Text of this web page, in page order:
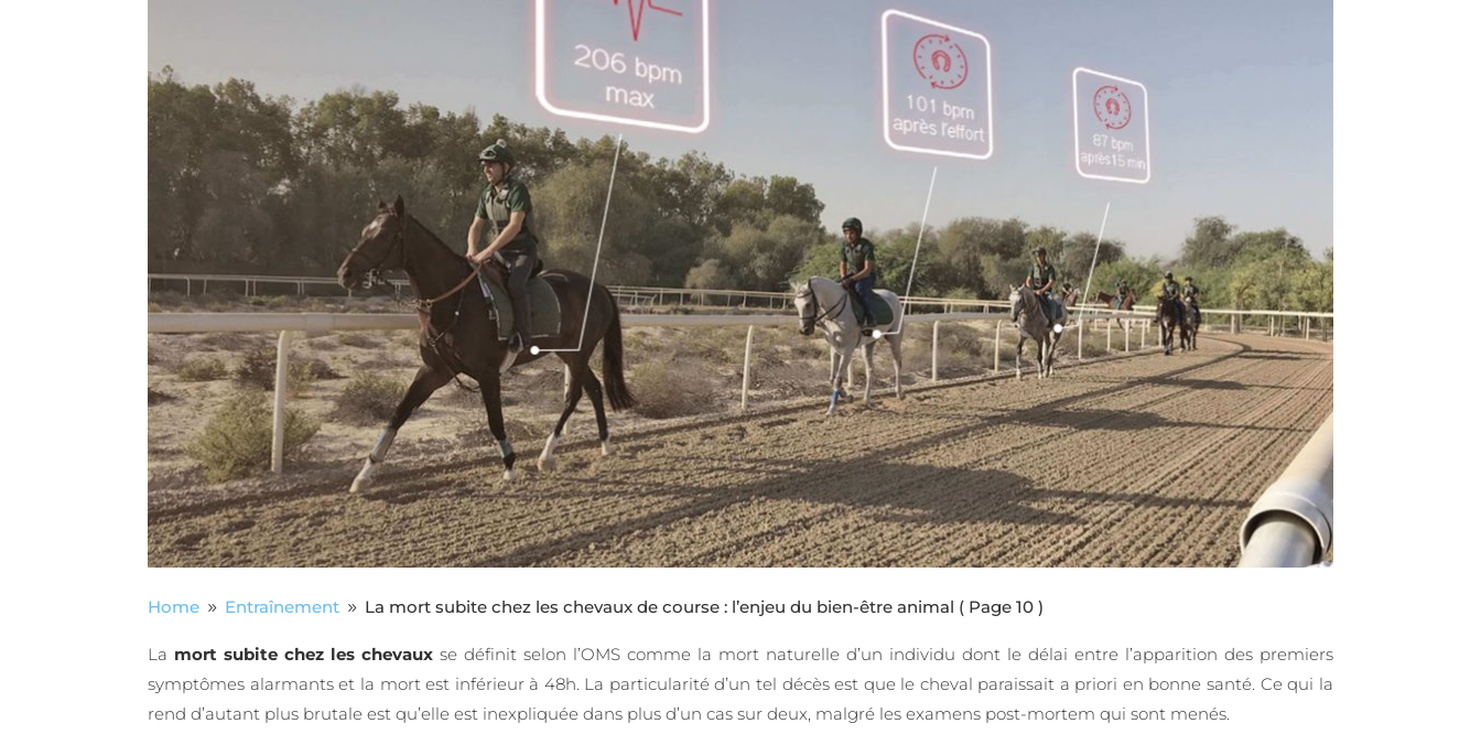
Home 9 Entraînement 9 La mort subite chez les chevaux de course : l’enjeu du bien-être animal ( Page 10 )
La mort subite chez les chevaux se définit selon l’OMS comme la mort naturelle d’un individu dont le délai entre l’apparition des premiers
symptômes alarmants et la mort est inférieur à 48h. La particularité d’un tel décès est que le cheval paraissait a priori en bonne santé. Ce qui la
rend d’autant plus brutale est qu’elle est inexpliquée dans plus d’un cas sur deux, malgré les examens post-mortem qui sont menés.